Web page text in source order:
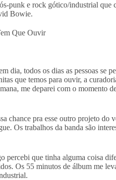
punk e rock gótico/industrial que
Bowie.
Que Ouvir
dia, todos os dias as pessoas se
que temos para ouvir, a
me deparei com o momento
chance pra esse outro projeto do
Os trabalhos da banda são
percebi que tinha alguma coisa
Os 55 minutos de álbum me